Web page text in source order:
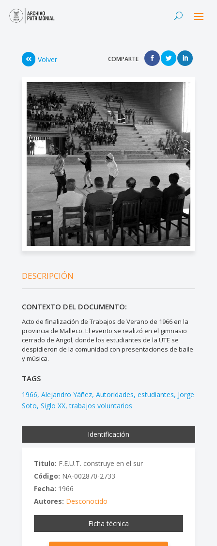
Volver COMPARTE
DESCRIPCIÓN
CONTEXTO DEL DOCUMENTO:
Acto de finalización de Trabajos de Verano de 1966 en la
provincia de Malleco. El evento se realizó en el gimnasio
cerrado de Angol, donde los estudiantes de la UTE se
despidieron de la comunidad con presentaciones de baile
y música.
TAGS
1966 Alejandro Yáñez Autoridades estudiantes Jorge
Soto Siglo XX trabajos voluntarios
Identificación
Titulo: F.E.U.T. construye en el sur
Código: NA-002870-2733
Fecha: 1966
Autores: Desconocido
Ficha técnica